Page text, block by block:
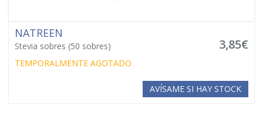
NATREEN
Stevia sobres (50 sobres) 3,85€
TEMPORALMENTE AGOTADO
AVÍSAME SI HAY STOCK